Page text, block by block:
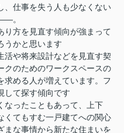
、仕事を失う人も少なくない
。
り方を見直す傾向が強まって
うかと思います
活や将来設計などを見直す契
クのためのワークスペースの
求める人が増えています。フ
して探す傾向です
なったこともあって、上下
くてもすむ一戸建てへの関心
まな事情から新たな住まいを